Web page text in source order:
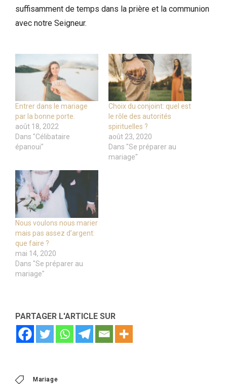
suffisamment de temps dans la prière et la communion
avec notre Seigneur.
Entrer dans le mariage
par la bonne porte.
août 18, 2022
Dans "Célibataire
épanoui"
Choix du conjoint: quel est
le rôle des autorités
spirituelles ?
août 23, 2020
Dans "Se préparer au
mariage"
Nous voulons nous marier
mais pas assez d’argent:
que faire ?
mai 14, 2020
Dans "Se préparer au
mariage"
PARTAGER L'ARTICLE SUR
Mariage